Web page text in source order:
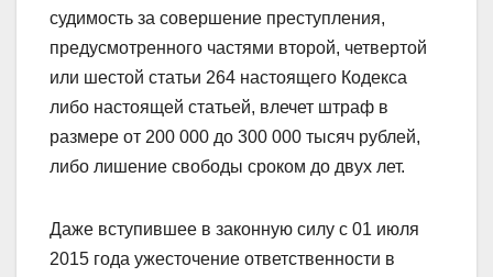
судимость за совершение преступления,
предусмотренного частями второй, четвертой
или шестой статьи 264 настоящего Кодекса
либо настоящей статьей, влечет штраф в
размере от 200 000 до 300 000 тысяч рублей,
либо лишение свободы сроком до двух лет.
Даже вступившее в законную силу с 01 июля
2015 года ужесточение ответственности в